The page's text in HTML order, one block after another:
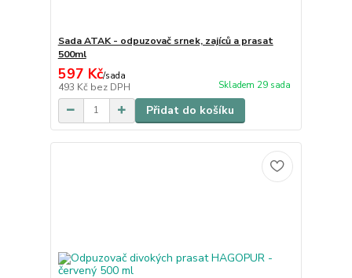
Sada ATAK - odpuzovač srnek, zajíců a prasat
500ml
597 Kč/sada
493 Kč bez DPH Skladem 29 sada
Přidat do košíku